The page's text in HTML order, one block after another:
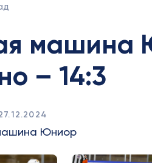
машина
– 14:3
Юниор